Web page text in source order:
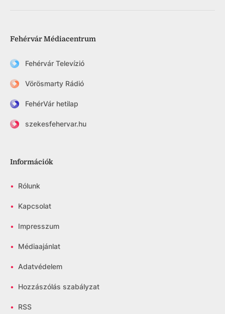
Fehérvár Médiacentrum
Fehérvár Televízió
Vörösmarty Rádió
FehérVár hetilap
szekesfehervar.hu
Információk
• Rólunk
• Kapcsolat
• Impresszum
• Médiaajánlat
• Adatvédelem
• Hozzászólás szabályzat
• RSS